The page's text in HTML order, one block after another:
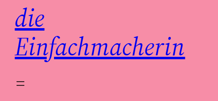
die
Einfachmacherin